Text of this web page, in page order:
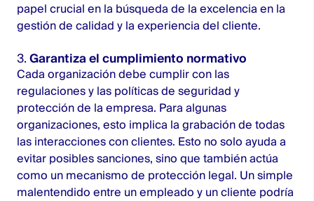
papel crucial en la búsqueda de la excelencia en la
gestión de calidad y la experiencia del cliente.
3. Garantiza el cumplimiento normativo
Cada organización debe cumplir con las
regulaciones y las políticas de seguridad y
protección de la empresa. Para algunas
organizaciones, esto implica la grabación de todas
las interacciones con clientes. Esto no solo ayuda a
evitar posibles sanciones, sino que también actúa
como un mecanismo de protección legal. Un simple
malentendido entre un empleado y un cliente podría